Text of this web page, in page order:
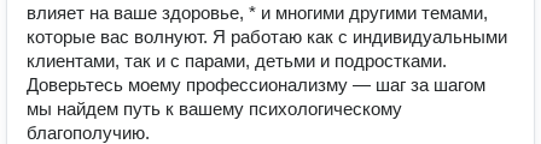
влияет на ваше здоровье, * и многими другими темами,
которые вас волнуют. Я работаю как с индивидуальными
клиентами, так и с парами, детьми и подростками.
Доверьтесь моему профессионализму — шаг за шагом
мы найдем путь к вашему психологическому
благополучию.